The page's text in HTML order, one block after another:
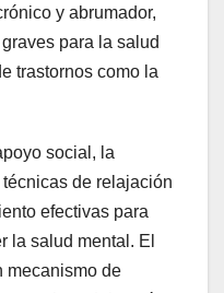
y abrumador,
para la salud
trastornos como la
social, la
de relajación
efectivas para
la salud mental. El
mecanismo de